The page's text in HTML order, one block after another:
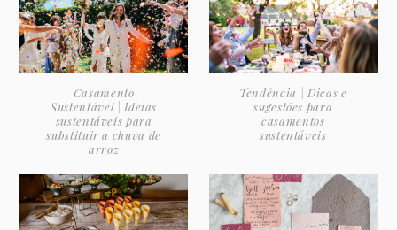
Casamento
Sustentável | Ideias
sustentáveis para
substituir a chuva de
arroz
Tendência | Dicas e
sugestões para
casamentos
sustentáveis